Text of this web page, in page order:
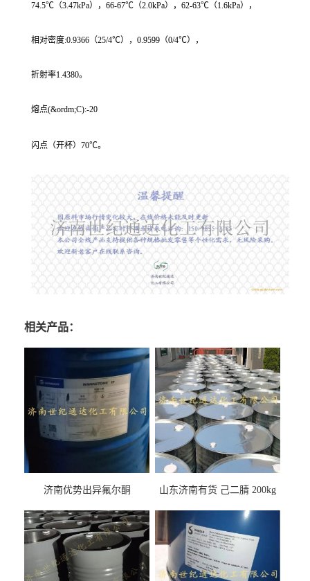
74.5℃（3.47kPa），66-67℃（2.0kPa），62-63℃（1.6kPa），
相对密度:0.9366（25/4℃），0.9599（0/4℃），
折射率1.4380。
熔点(&ordm;C):-20
闪点（开杯）70℃。
相关产品：
济南优势出异氟尔酮
山东济南有货 己二腈 200kg